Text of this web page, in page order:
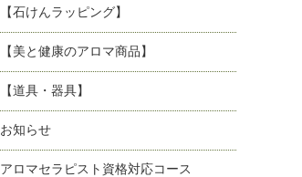
【石けんラッピング】
【美と健康のアロマ商品】
【道具・器具】
お知らせ
アロマセラピスト資格対応コース